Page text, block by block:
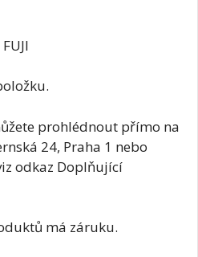
prohlédnout přímo na
24, Praha 1 nebo
odkaz Doplňující
má záruku.